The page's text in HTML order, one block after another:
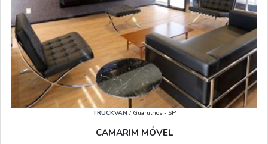
TRUCKVAN / Guarulhos - SP
CAMARIM MÓVEL